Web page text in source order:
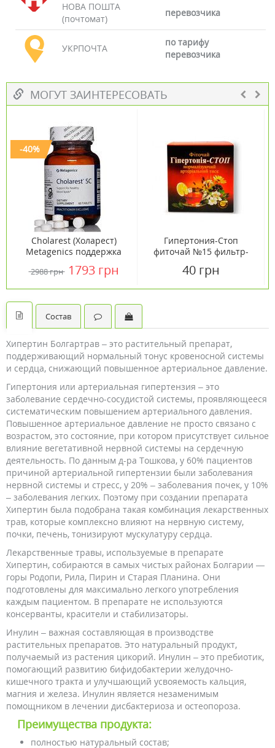
НОВА ПОШТА
(почтомат)
перевозчика
УКРПОЧТА
по тарифу
перевозчика
МОГУТ ЗАИНТЕРЕСОВАТЬ
-40%
Cholarest (Холарест)
Metagenics поддержка
системы 60 таблеток
2988 грн 1793 грн
Гипертония-Стоп
фиточай №15 фильтр-
40 грн
Состав
Хипертин Болгартрав – это растительный препарат,
поддерживающий нормальный тонус кровеносной системы
и сердца, снижающий повышенное артериальное давление.
Гипертония или артериальная гипертензия – это
заболевание сердечно-сосудистой системы, проявляющееся
систематическим повышением артериального давления.
Повышенное артериальное давление не просто связано с
возрастом, это состояние, при котором присутствует сильное
влияние вегетативной нервной системы на сердечную
деятельность. По данным д-ра Тошкова, у 60% пациентов
причиной артериальной гипертензии были заболевания
нервной системы и стресс, у 20% – заболевания почек, у 10%
– заболевания легких. Поэтому при создании препарата
Хипертин была подобрана такая комбинация лекарственных
трав, которые комплексно влияют на нервную систему,
почки, печень, тонизируют мускулатуру сердца.
Лекарственные травы, используемые в препарате
Хипертин, собираются в самых чистых районах Болгарии —
горы Родопи, Рила, Пирин и Старая Планина. Они
подготовлены для максимально легкого употребления
каждым пациентом. В препарате не используются
консерванты, красители и стабилизаторы.
Инулин – важная составляющая в производстве
растительных препаратов. Это натуральный продукт,
получаемый из растения цикорий. Инулин – это пребиотик,
помогающий развитию бифидобактерии желудочно-
кишечного тракта и улучшающий усвояемость кальция,
магния и железа. Инулин является незаменимым
помощником в лечении дисбактериоза и остеопороза.
Преимущества продукта:
полностью натуральный состав;